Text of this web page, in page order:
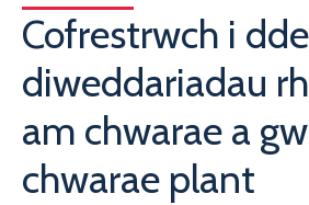
Cofrestrwch i
diweddariadau
am chwarae a
chwarae plant